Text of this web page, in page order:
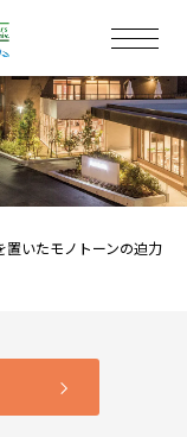
置いたモノトーンの迫力